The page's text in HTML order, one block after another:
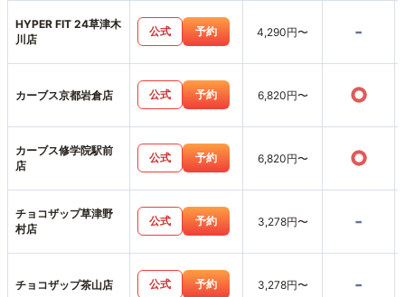
HYPER FIT 24草津木
川店
公式 予約 4,290円〜 -
カーブス京都岩倉店 公式 予約 6,820円〜 ○
カーブス修学院駅前
店
公式 予約 6,820円〜 ○
チョコザップ草津野
村店
公式 予約 3,278円〜 -
チョコザップ茶山店 公式 予約 3,278円〜 -